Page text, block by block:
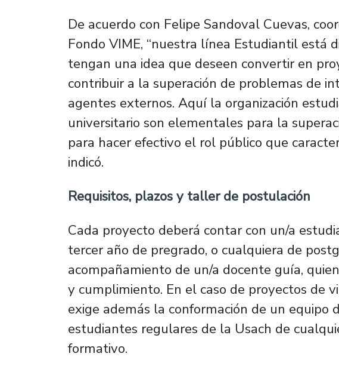
De acuerdo con Felipe Sandoval Cuevas,
Fondo VIME, “nuestra línea Estudiantil está
tengan una idea que deseen convertir en
contribuir a la superación de problemas de
agentes externos. Aquí la organización
universitario son elementales para la
para hacer efectivo el rol público que
indicó.
Requisitos, plazos y taller de postulación
Cada proyecto deberá contar con un/a
tercer año de pregrado, o cualquiera de
acompañamiento de un/a docente guía,
y cumplimiento. En el caso de proyectos de
exige además la conformación de un equipo
estudiantes regulares de la Usach de
formativo.